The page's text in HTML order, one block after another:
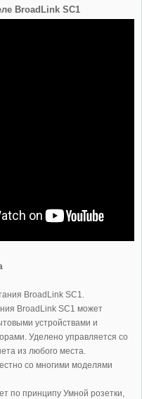
BroadLink SC1
BroadLink SC1.
BroadLink SC1 может
устройствами и
Уделено управляется со
из любого места.
со многими моделями
по принципу Умной розетки,